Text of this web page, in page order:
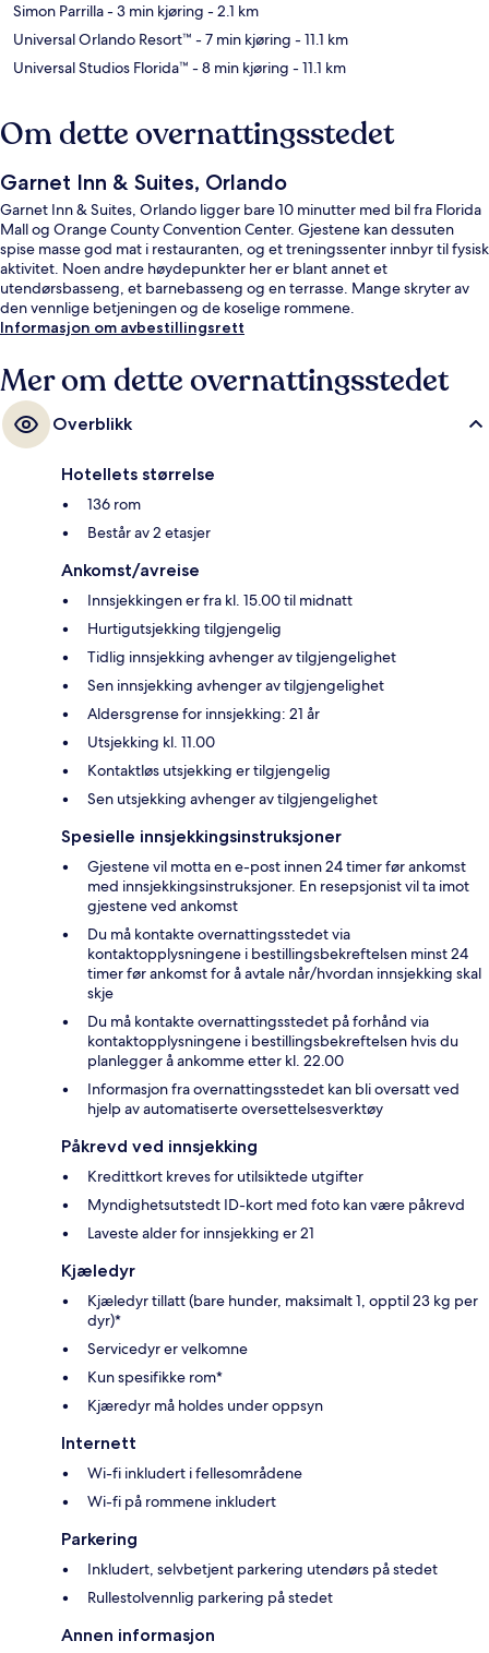
Simon Parrilla- 3 min kjøring - 2.1 km
Universal Orlando Resort™ - 7 min kjøring - 11.1 km
Universal Studios Florida™ - 8 min kjøring - 11.1 km
Om dette overnattingsstedet
Garnet Inn & Suites, Orlando
Garnet Inn & Suites, Orlando ligger bare 10 minutter med bil fra Florida
Mall og Orange County Convention Center. Gjestene kan dessuten
spise masse god mat i restauranten, og et treningssenter innbyr til fysisk
aktivitet. Noen andre høydepunkter her er blant annet et
utendørsbasseng, et barnebasseng og en terrasse. Mange skryter av
den vennlige betjeningen og de koselige rommene.
Informasjon om avbestillingsrett
Mer om dette overnattingsstedet
Overblikk
Hotellets størrelse
136 rom
Består av 2 etasjer
Ankomst/avreise
Innsjekkingen er fra kl. 15.00 til midnatt
Hurtigutsjekking tilgjengelig
Tidlig innsjekking avhenger av tilgjengelighet
Sen innsjekking avhenger av tilgjengelighet
Aldersgrense for innsjekking: 21 år
Utsjekking kl. 11.00
Kontaktløs utsjekking er tilgjengelig
Sen utsjekking avhenger av tilgjengelighet
Spesielle innsjekkingsinstruksjoner
Gjestene vil motta en e-post innen 24 timer før ankomst
med innsjekkingsinstruksjoner. En resepsjonist vil ta imot
gjestene ved ankomst
Du må kontakte overnattingsstedet via
kontaktopplysningene i bestillingsbekreftelsen minst 24
timer før ankomst for å avtale når/hvordan innsjekking skal
skje
Du må kontakte overnattingsstedet på forhånd via
kontaktopplysningene i bestillingsbekreftelsen hvis du
planlegger å ankomme etter kl. 22.00
Informasjon fra overnattingsstedet kan bli oversatt ved
hjelp av automatiserte oversettelsesverktøy
Påkrevd ved innsjekking
Kredittkort kreves for utilsiktede utgifter
Myndighetsutstedt ID-kort med foto kan være påkrevd
Laveste alder for innsjekking er 21
Kjæledyr
Kjæledyr tillatt (bare hunder, maksimalt 1, opptil 23 kg per
dyr)*
Servicedyr er velkomne
Kun spesifikke rom*
Kjæredyr må holdes under oppsyn
Internett
Wi-fi inkludert i fellesområdene
Wi-fi på rommene inkludert
Parkering
Inkludert, selvbetjent parkering utendørs på stedet
Rullestolvennlig parkering på stedet
Annen informasjon